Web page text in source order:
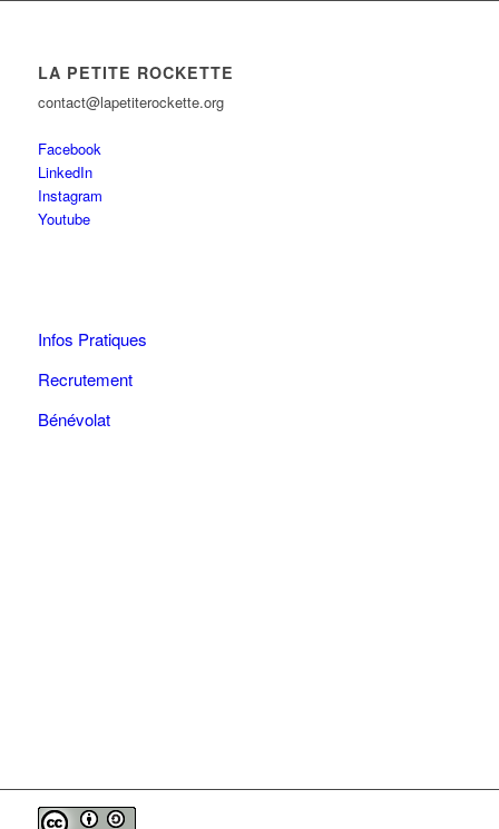
LA PETITE ROCKETTE
contact@lapetiterockette.org
Facebook
LinkedIn
Instagram
Youtube
Infos Pratiques
Recrutement
Bénévolat